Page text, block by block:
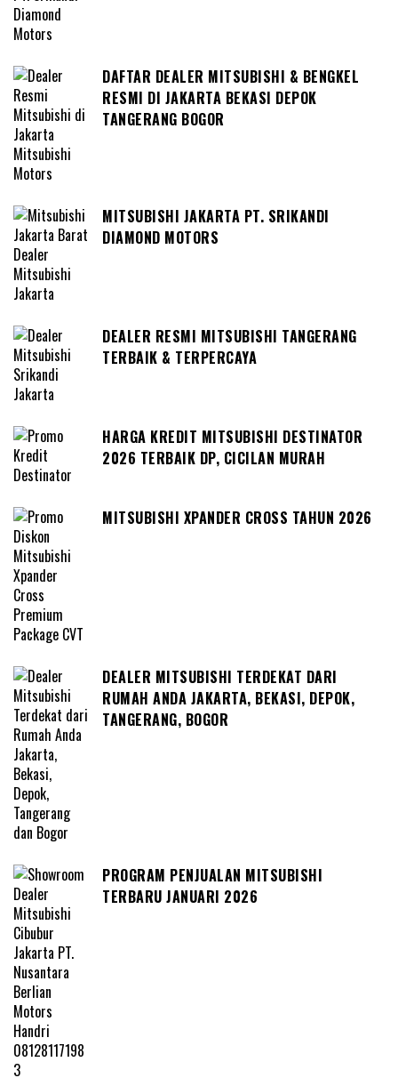
DAFTAR DEALER MITSUBISHI & BENGKEL
RESMI DI JAKARTA BEKASI DEPOK
TANGERANG BOGOR
MITSUBISHI JAKARTA PT. SRIKANDI
DIAMOND MOTORS
DEALER RESMI MITSUBISHI TANGERANG
TERBAIK & TERPERCAYA
HARGA KREDIT MITSUBISHI DESTINATOR
2026 TERBAIK DP, CICILAN MURAH
MITSUBISHI XPANDER CROSS TAHUN 2026
DEALER MITSUBISHI TERDEKAT DARI
RUMAH ANDA JAKARTA, BEKASI, DEPOK,
TANGERANG, BOGOR
PROGRAM PENJUALAN MITSUBISHI
TERBARU JANUARI 2026